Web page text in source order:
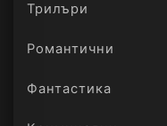
Трилъри
онлайн
Романтични
Фантастика